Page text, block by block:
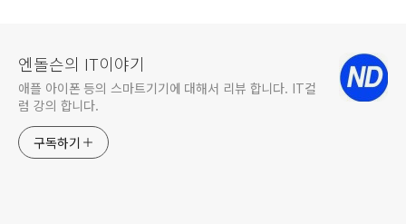
엔돌슨의 IT이야기
애플 아이폰 등의 스마트기기에 대해서 리뷰 합니다. IT컬
럼 강의 합니다.
구독하기